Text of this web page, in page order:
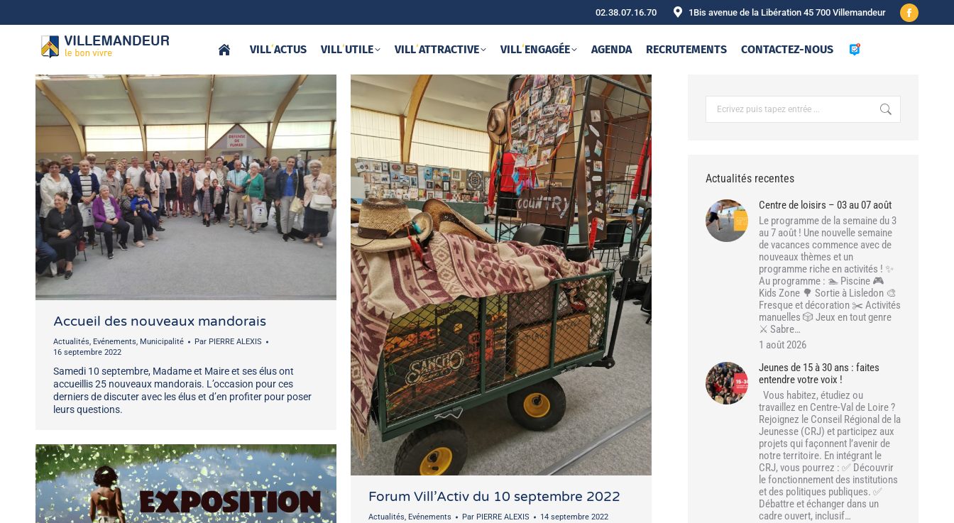
02.38.07.16.70 1Bis avenue de la Libération 45 700 Villemandeur
Facebook
VILL‘ACTUS VILL‘UTILE VILL‘ATTRACTIVE VILL‘ENGAGÉE AGENDA RECRUTEMENTS CONTACTEZ-NOUS
Accueil des nouveaux mandorais
Actualités, Evénements, Municipalité Par PIERRE ALEXIS
16 septembre 2022
Samedi 10 septembre, Madame et Maire et ses élus ont
accueillis 25 nouveaux mandorais. L’occasion pour ces
derniers de discuter avec les élus et d’en profiter pour poser
leurs questions.
Forum Vill’Activ du 10 septembre 2022
Actualités, Evénements Par PIERRE ALEXIS 14 septembre 2022
Actualités recentes
Centre de loisirs – 03 au 07 août
Le programme de la semaine du 3
au 7 août ! Une nouvelle semaine
de vacances commence avec de
nouveaux thèmes et un
programme riche en activités ! ✨
Au programme : 🏊 Piscine 🎮
Kids Zone 🌳 Sortie à Lisledon 🎨
Fresque et décoration ✂️ Activités
manuelles 🎲 Jeux en tout genre
⚔️ Sabre…
1 août 2026
Jeunes de 15 à 30 ans : faites
entendre votre voix !
Vous habitez, étudiez ou
travaillez en Centre-Val de Loire ?
Rejoignez le Conseil Régional de la
Jeunesse (CRJ) et participez aux
projets qui façonnent l’avenir de
notre territoire. En intégrant le
CRJ, vous pourrez : ✅ Découvrir
le fonctionnement des institutions
et des politiques publiques. ✅
Débattre et échanger dans un
cadre ouvert, inclusif…